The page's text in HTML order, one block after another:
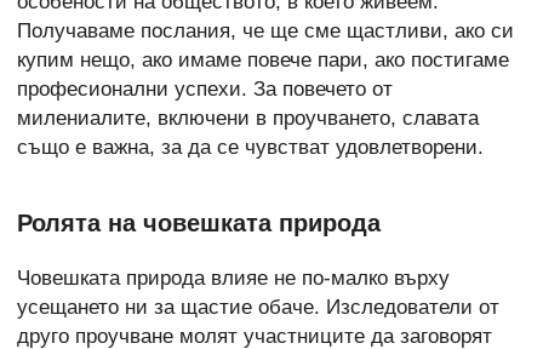
Получаваме послания, че ще сме щастливи, ако си
купим нещо, ако имаме повече пари, ако постигаме
професионални успехи. За повечето от
милениалите, включени в проучването, славата
също е важна, за да се чувстват удовлетворени.
Ролята на човешката природа
Човешката природа влияе не по-малко върху
усещането ни за щастие обаче. Изследователи от
друго проучване молят участниците да заговорят